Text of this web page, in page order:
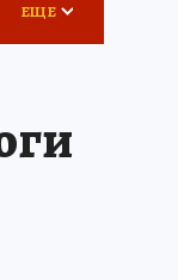
ЕЩЕ